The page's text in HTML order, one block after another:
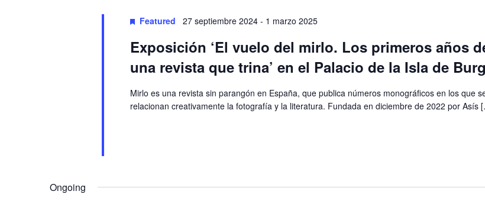
Featured 27 septiembre 2024- 1 marzo 2025
Exposición ‘El vuelo del mirlo. Los primeros años
una revista que trina’ en el Palacio de la Isla de
Mirlo es una revista sin parangón en España, que publica números monográficos en los que
relacionan creativamente la fotografía y la literatura. Fundada en diciembre de 2022 por Asís
Ongoing